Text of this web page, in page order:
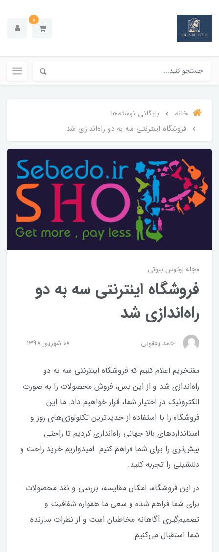
0
خانه
بایگانی نوشته‌ها
فروشگاه اینترنتی سه به دو راه‌اندازی شد
مجله لوتوس بیوتی
فروشگاه اینترنتی سه به دو
راه‌اندازی شد
احمد يعقوبي 08 شهریور 1398
مفتخریم اعلام کنیم که فروشگاه اینترنتی سه به دو
راه‌اندازی شد و از این پس، فروش محصولات را به صورت
الکترونیک در اختیار شما، قرار خواهیم داد. ما این
فروشگاه را با استفاده از جدیدترین تکنولوژی‌های روز و
استانداردهای بالا جهانی راه‌اندازی کردیم تا راحتی
بیش‌تری را برای شما فراهم کنیم. امیدواریم خرید راحت و
دلنشینی را تجربه کنید.
در این فروشگاه، امکان مقایسه، بررسی و نقد محصولات
برای شما فراهم شده و سعی ما همواره شفافیت و
تصمیم‌گیری آگاهانه مخاطبان است و از نظرات سازنده
شما استقبال می‌کنیم.